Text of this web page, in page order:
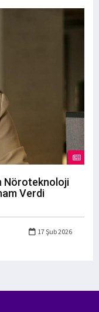
Nöroteknoloji
Verdi
17 Şub 2026